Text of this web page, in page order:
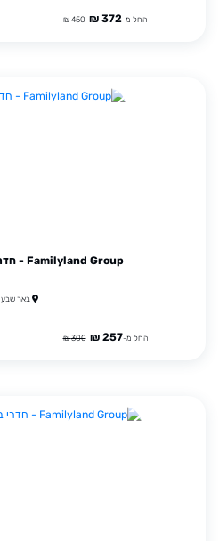
החל מ-372 ₪
450 ₪
Familyland Group - חדרי בריחה באר שבע
באר שבע
החל מ-257 ₪
300 ₪